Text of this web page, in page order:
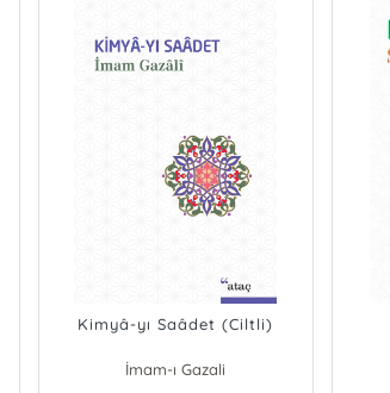
Kimyâ-yı Saâdet (Ciltli)
İmam-ı Gazali